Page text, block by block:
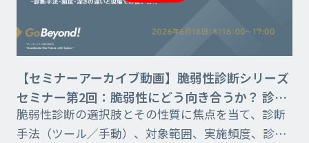
【セミナーアーカイブ動画】脆弱性診断シリーズ
セミナー第2回：脆弱性にどう向き合うか？ 診断
手法・頻度・深さの違いと現場での使い分け
脆弱性診断の選択肢とその性質に焦点を当て、診断
手法（ツール／手動）、対象範囲、実施頻度、診断